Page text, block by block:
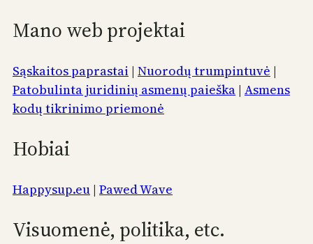
Mano web projektai
Sąskaitos paprastai | Nuorodų trumpintuvė |
Patobulinta juridinių asmenų paieška | Asmens
kodų tikrinimo priemonė
Hobiai
Happysup.eu | Pawed Wave
Visuomenė, politika, etc.